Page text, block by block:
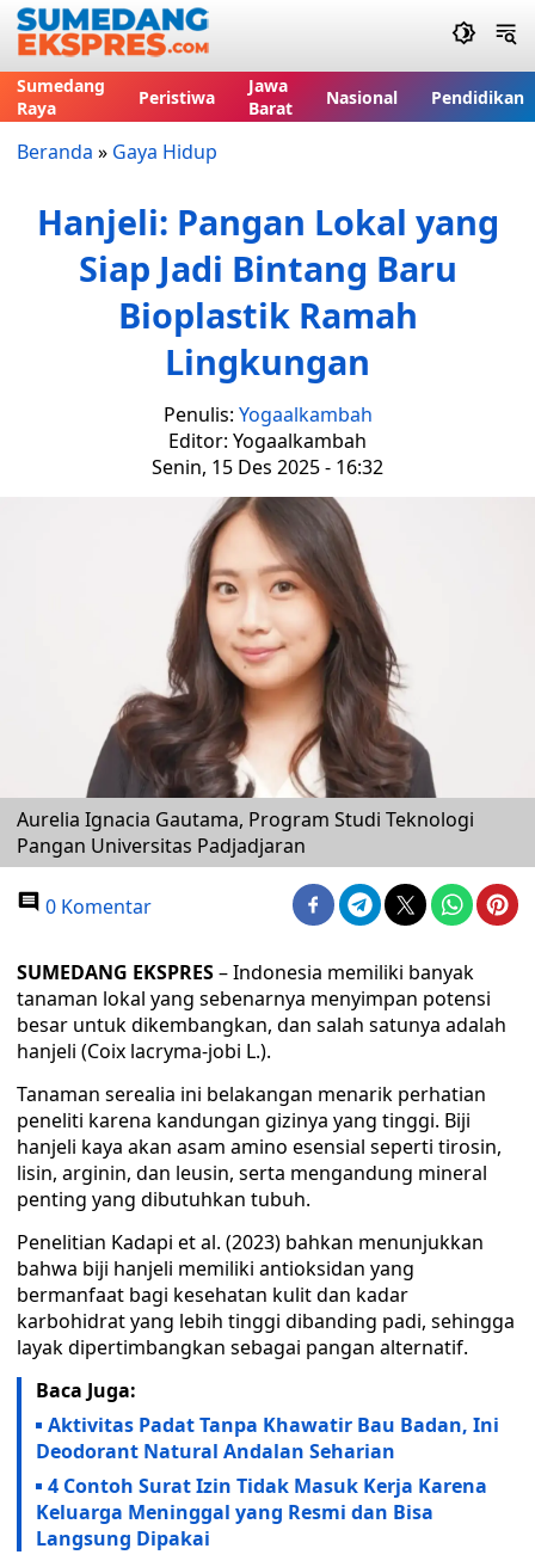
Sumedang
Raya
Peristiwa
Jawa
Barat
Nasional Pendidikan
Beranda » Gaya Hidup
Hanjeli: Pangan Lokal yang
Siap Jadi Bintang Baru
Bioplastik Ramah
Lingkungan
Penulis: Yogaalkambah
Editor: Yogaalkambah
Senin, 15 Des 2025 - 16:32
Aurelia Ignacia Gautama, Program Studi Teknologi
Pangan Universitas Padjadjaran
0 Komentar
SUMEDANG EKSPRES– Indonesia memiliki banyak
tanaman lokal yang sebenarnya menyimpan potensi
besar untuk dikembangkan, dan salah satunya adalah
hanjeli (Coix lacryma-jobi L.).
Tanaman serealia ini belakangan menarik perhatian
peneliti karena kandungan gizinya yang tinggi. Biji
hanjeli kaya akan asam amino esensial seperti tirosin,
lisin, arginin, dan leusin, serta mengandung mineral
penting yang dibutuhkan tubuh.
Penelitian Kadapi et al. (2023) bahkan menunjukkan
bahwa biji hanjeli memiliki antioksidan yang
bermanfaat bagi kesehatan kulit dan kadar
karbohidrat yang lebih tinggi dibanding padi, sehingga
layak dipertimbangkan sebagai pangan alternatif.
Baca Juga:
Aktivitas Padat Tanpa Khawatir Bau Badan, Ini
Deodorant Natural Andalan Seharian
4 Contoh Surat Izin Tidak Masuk Kerja Karena
Keluarga Meninggal yang Resmi dan Bisa
Langsung Dipakai